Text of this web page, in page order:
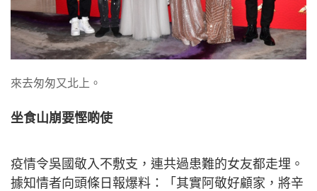
來去匆匆又北上。
坐食山崩要慳啲使
疫情令吳國敬入不敷支，連共過患難的女友都走埋。
據知情者向頭條日報爆料：「其實阿敬好顧家，將辛